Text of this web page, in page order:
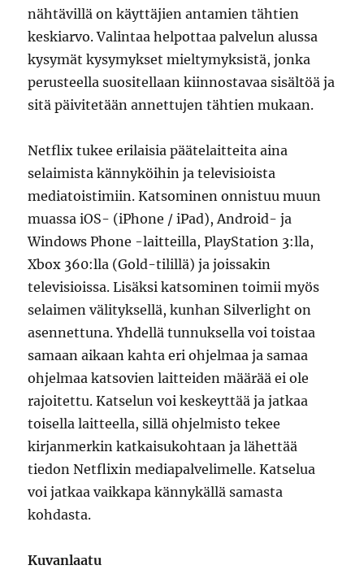
nähtävillä on käyttäjien antamien tähtien
keskiarvo. Valintaa helpottaa palvelun alussa
kysymät kysymykset mieltymyksistä, jonka
perusteella suositellaan kiinnostavaa sisältöä ja
sitä päivitetään annettujen tähtien mukaan.
Netflix tukee erilaisia päätelaitteita aina
selaimista kännyköihin ja televisioista
mediatoistimiin. Katsominen onnistuu muun
muassa iOS- (iPhone / iPad), Android- ja
Windows Phone -laitteilla, PlayStation 3:lla,
Xbox 360:lla (Gold-tilillä) ja joissakin
televisioissa. Lisäksi katsominen toimii myös
selaimen välityksellä, kunhan Silverlight on
asennettuna. Yhdellä tunnuksella voi toistaa
samaan aikaan kahta eri ohjelmaa ja samaa
ohjelmaa katsovien laitteiden määrää ei ole
rajoitettu. Katselun voi keskeyttää ja jatkaa
toisella laitteella, sillä ohjelmisto tekee
kirjanmerkin katkaisukohtaan ja lähettää
tiedon Netflixin mediapalvelimelle. Katselua
voi jatkaa vaikkapa kännykällä samasta
kohdasta.
Kuvanlaatu